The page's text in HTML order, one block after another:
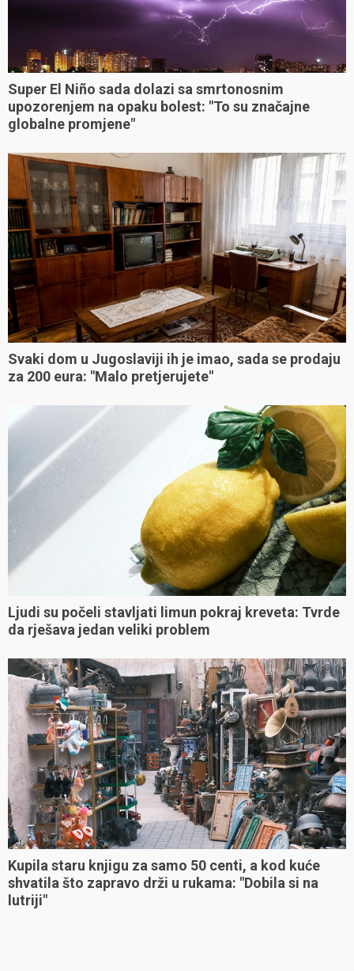
Super El Niño sada dolazi sa smrtonosnim
upozorenjem na opaku bolest: "To su značajne
globalne promjene"
Svaki dom u Jugoslaviji ih je imao, sada se prodaju
za 200 eura: "Malo pretjerujete"
Ljudi su počeli stavljati limun pokraj kreveta: Tvrde
da rješava jedan veliki problem
Kupila staru knjigu za samo 50 centi, a kod kuće
shvatila što zapravo drži u rukama: "Dobila si na
lutriji"